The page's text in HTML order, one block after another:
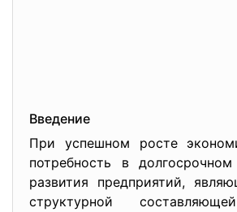
Введение
При успешном росте
потребность в
развития предприятий,
структурной